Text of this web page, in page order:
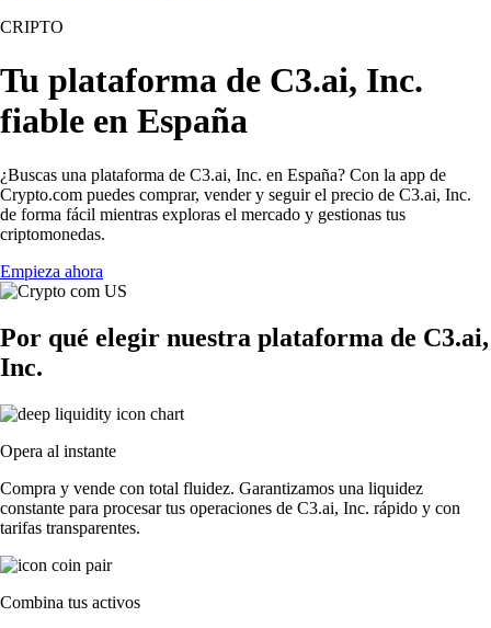
CRIPTO
Tu plataforma de C3.ai, Inc.
fiable en España
¿Buscas una plataforma de C3.ai, Inc. en España? Con la app de
Crypto.com puedes comprar, vender y seguir el precio de C3.ai, Inc.
de forma fácil mientras exploras el mercado y gestionas tus
criptomonedas.
Empieza ahora
Por qué elegir nuestra plataforma de C3.ai,
Inc.
Opera al instante
Compra y vende con total fluidez. Garantizamos una liquidez
constante para procesar tus operaciones de C3.ai, Inc. rápido y con
tarifas transparentes.
Combina tus activos